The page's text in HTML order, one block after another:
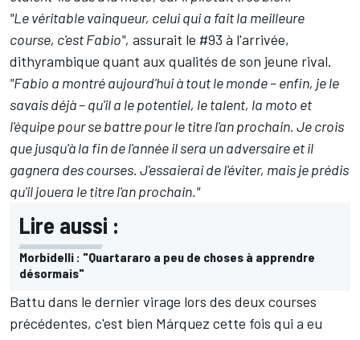
"Le véritable vainqueur, celui qui a fait la meilleure
course, c'est Fabio", assurait le #93 à l'arrivée,
dithyrambique quant aux qualités de son jeune rival.
"Fabio a montré aujourd'hui à tout le monde – enfin, je le
savais déjà – qu'il a le potentiel, le talent, la moto et
l'équipe pour se battre pour le titre l'an prochain. Je crois
que jusqu'à la fin de l'année il sera un adversaire et il
gagnera des courses. J'essaierai de l'éviter, mais je prédis
qu'il jouera le titre l'an prochain."
Lire aussi :
Morbidelli : "Quartararo a peu de choses à apprendre
désormais"
Battu dans le dernier virage lors des deux courses
précédentes, c'est bien Márquez cette fois qui a eu